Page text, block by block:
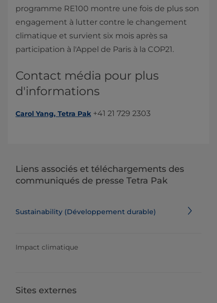
programme RE100 montre une fois de plus son
engagement à lutter contre le changement
climatique et survient six mois après sa
participation à l'Appel de Paris à la COP21.
Contact média pour plus
d'informations
Carol Yang, Tetra Pak +41 21 729 2303​
Liens associés et téléchargements des
communiqués de presse Tetra Pak
Sustainability (Développement durable)
Impact climatique
Sites externes